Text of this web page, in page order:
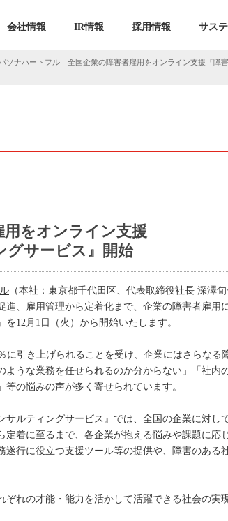
会社情報 IR情報 採用情報 サス
ソナハートフル 全国企業の障害者雇用をオンライン支援『障
をオンライン支援
グサービス』開始
（本社：東京都千代田区、代表取締役社長 深澤
、雇用管理から定着化まで、企業の障害者雇用
12月1日（火）から開始いたします。
に引き上げられることを受け、企業にはさらなる
うな業務を任せられるのか分からない」「社内
の悩みの声が多く寄せられています。
ルティングサービス』では、全国の企業に対し
着に至るまで、各企業が抱える悩みや課題に応
行に役立つ支援ツール等の提供や、障害のある
れの才能・能力を活かして活躍できる社会の実